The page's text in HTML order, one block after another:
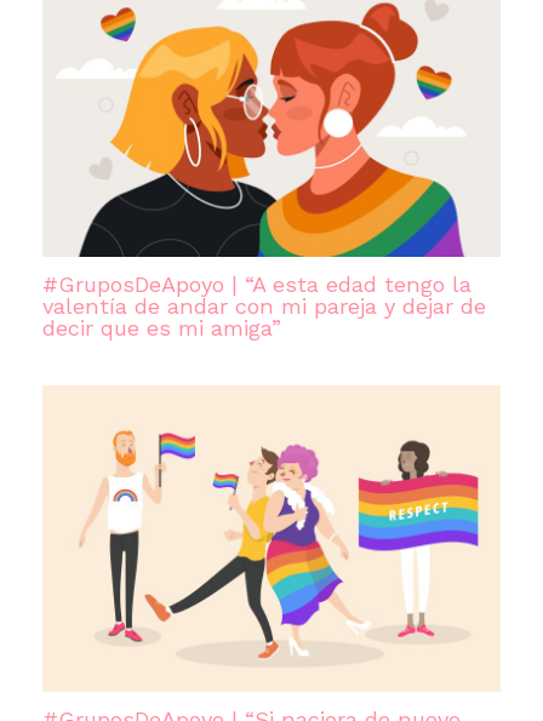
#GruposDeApoyo | “A esta edad tengo la
valentía de andar con mi pareja y dejar de
decir que es mi amiga”